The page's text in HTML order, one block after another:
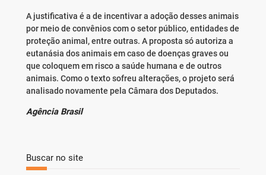
A justificativa é a de incentivar a adoção desses animais
por meio de convênios com o setor público, entidades de
proteção animal, entre outras. A proposta só autoriza a
eutanásia dos animais em caso de doenças graves ou
que coloquem em risco a saúde humana e de outros
animais. Como o texto sofreu alterações, o projeto será
analisado novamente pela Câmara dos Deputados.
Agência Brasil
Buscar no site